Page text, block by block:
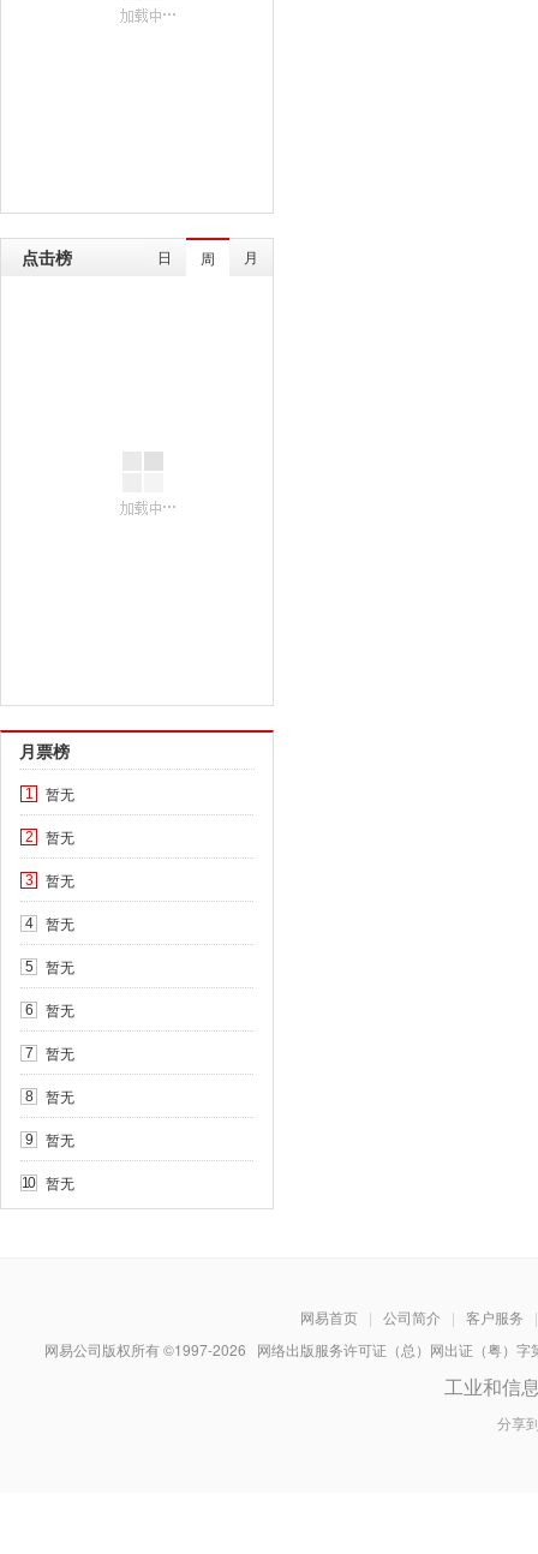
点击榜 日 周 月
月票榜
1 暂无
2 暂无
3 暂无
4 暂无
5 暂无
6 暂无
7 暂无
8 暂无
9 暂无
10 暂无
网易首页 | 公司简介 | 客户服务
|
网易公司版权所有 ©1997-2026 网络出版服务许可证（总）网出证（粤）
工业和信
分享